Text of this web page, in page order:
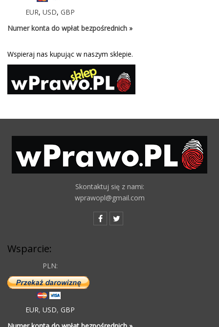
EUR, USD, GBP
Numer konta do wpłat bezpośrednich »
Wspieraj nas kupując w naszym sklepie.
Skontaktuj się z nami:
wprawopl@gmail.com
Wsparcie:
PLN:
EUR, USD, GBP